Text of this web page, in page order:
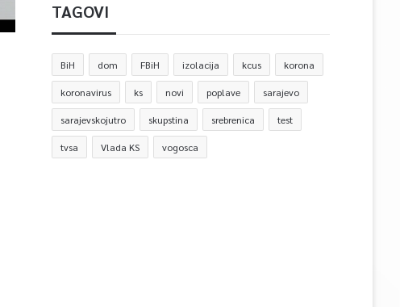
TAGOVI
BiH dom FBiH izolacija kcus korona
koronavirus ks novi poplave sarajevo
sarajevskojutro skupstina srebrenica test
tvsa Vlada KS vogosca